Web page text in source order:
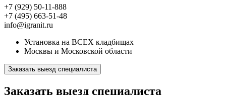
+7 (929) 50-11-888
+7 (495) 663-51-48
info@igranit.ru
Установка на ВСЕХ кладбищах
Москвы и Московской области
Заказать выезд специалиста
Заказать выезд специалиста